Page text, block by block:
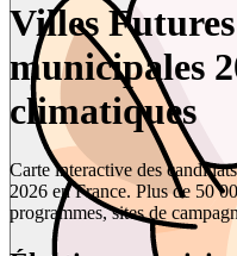
Villes
municipales
climatiques
Carte interactive des
2026 en France. Plus de 50
programmes, sites de